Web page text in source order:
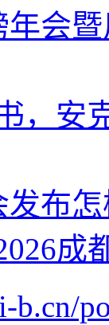
年会
，安
发布
成
b.cn/